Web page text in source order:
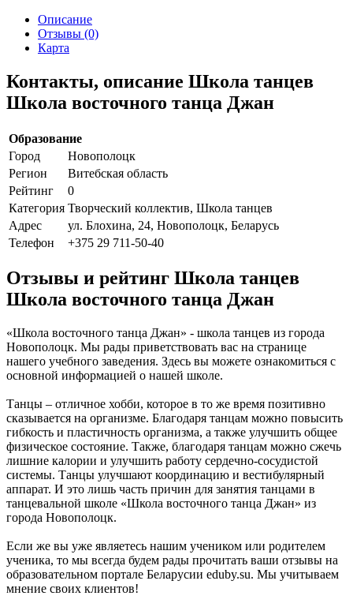
Описание
Отзывы (0)
Карта
Контакты, описание Школа танцев
Школа восточного танца Джан
Образование
Город
Новополоцк
Регион
Витебская область
Рейтинг
0
Категория Творческий коллектив, Школа танцев
Адрес
ул. Блохина, 24, Новополоцк, Беларусь
Телефон
+375 29 711-50-40
Отзывы и рейтинг Школа танцев
Школа восточного танца Джан
«Школа восточного танца Джан» - школа танцев из города
Новополоцк. Мы рады приветствовать вас на странице
нашего учебного заведения. Здесь вы можете ознакомиться с
основной информацией о нашей школе.
Танцы – отличное хобби, которое в то же время позитивно
сказывается на организме. Благодаря танцам можно повысить
гибкость и пластичность организма, а также улучшить общее
физическое состояние. Также, благодаря танцам можно сжечь
лишние калории и улучшить работу сердечно-сосудистой
системы. Танцы улучшают координацию и вестибулярный
аппарат. И это лишь часть причин для занятия танцами в
танцевальной школе «Школа восточного танца Джан» из
города Новополоцк.
Если же вы уже являетесь нашим учеником или родителем
ученика, то мы всегда будем рады прочитать ваши отзывы на
образовательном портале Беларусии eduby.su. Мы учитываем
мнение своих клиентов!